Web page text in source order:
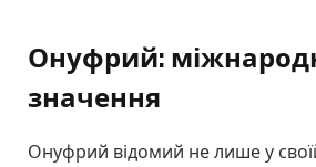
Онуфрий:
значення
Онуфрий відомий не лише у своїй